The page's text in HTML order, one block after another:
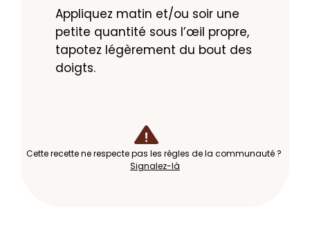
Appliquez matin et/ou soir une
petite quantité sous l’œil propre,
tapotez légèrement du bout des
doigts.
Cette recette ne respecte pas les règles de la communauté ?
Signalez-là